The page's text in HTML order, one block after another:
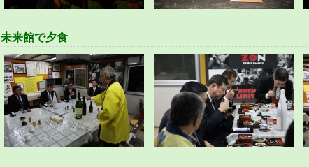
未来館で夕食